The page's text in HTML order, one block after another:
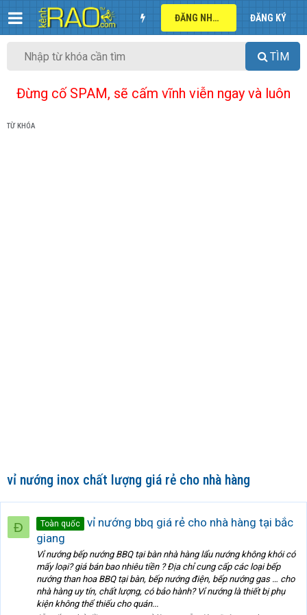
ĐĂNG NHẬP ĐĂNG KÝ
TÌM
Đừng cố SPAM, sẽ cấm vĩnh viễn ngay và luôn
TỪ KHÓA
vỉ nướng inox chất lượng giá rẻ cho nhà hàng
Đ Toàn quốc
vỉ nướng bbq giá rẻ cho nhà hàng tại bắc
giang
Vỉ nướng bếp nướng BBQ tại bàn nhà hàng lẩu nướng không khói có
mấy loại? giá bán bao nhiêu tiền ? Địa chỉ cung cấp các loại bếp
nướng than hoa BBQ tại bàn, bếp nướng điện, bếp nướng gas … cho
nhà hàng uy tín, chất lượng, có bảo hành? Vỉ nướng là thiết bị phụ
kiện không thể thiếu cho quán...